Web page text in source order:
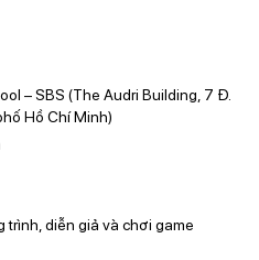
– SBS (The Audri Building, 7 Đ.
Hồ Chí Minh)
trình, diễn giả và chơi game